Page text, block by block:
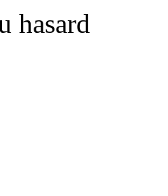
hasard